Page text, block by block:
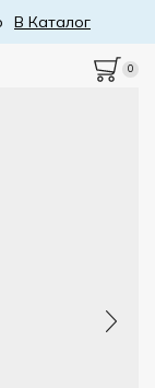
В Каталог
0